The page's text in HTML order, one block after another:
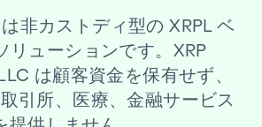
非カストディ型の XRPL ベ
リューションです。XRP
は顧客資金を保有せず、
引所、医療、金融サービス